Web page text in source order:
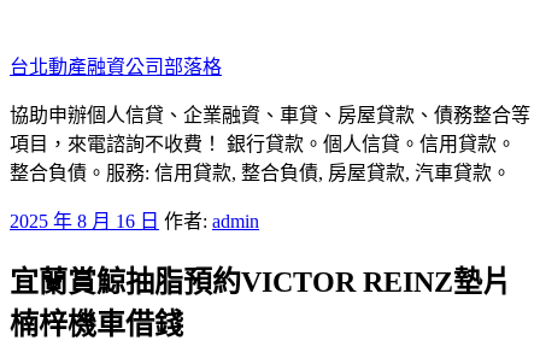
至
主
要
內
容
台北動產融資公司部落格
協助申辦個人信貸、企業融資、車貸、房屋貸款、債務整合等
項目，來電諮詢不收費！ 銀行貸款。個人信貸。信用貸款。
整合負債。服務: 信用貸款, 整合負債, 房屋貸款, 汽車貸款。
發
於
2025 年 8 月 16 日 作者: admin
宜蘭賞鯨抽脂預約VICTOR REINZ墊片
楠梓機車借錢